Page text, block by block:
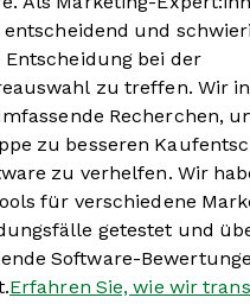
entscheidend und
Entscheidung bei der
zu treffen. Wir
Recherchen,
zu besseren
zu verhelfen. Wir
für verschiedene
getestet und
Software-
Erfahren Sie, wie wir